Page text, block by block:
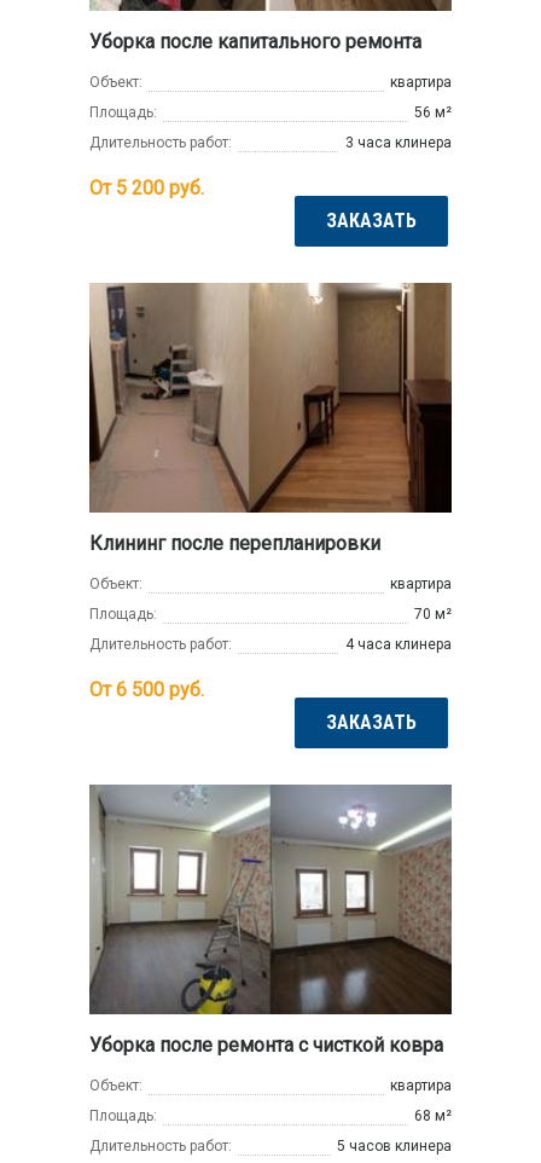
Уборка после капитального ремонта
Объект:
квартира
Площадь:
56 м²
Длительность работ:
3 часа клинера
От 5 200 руб.
ЗАКАЗАТЬ
Клининг после перепланировки
Объект:
квартира
Площадь:
70 м²
Длительность работ:
4 часа клинера
От 6 500 руб.
ЗАКАЗАТЬ
Уборка после ремонта с чисткой ковра
Объект:
квартира
Площадь:
68 м²
Длительность работ:
5 часов клинера